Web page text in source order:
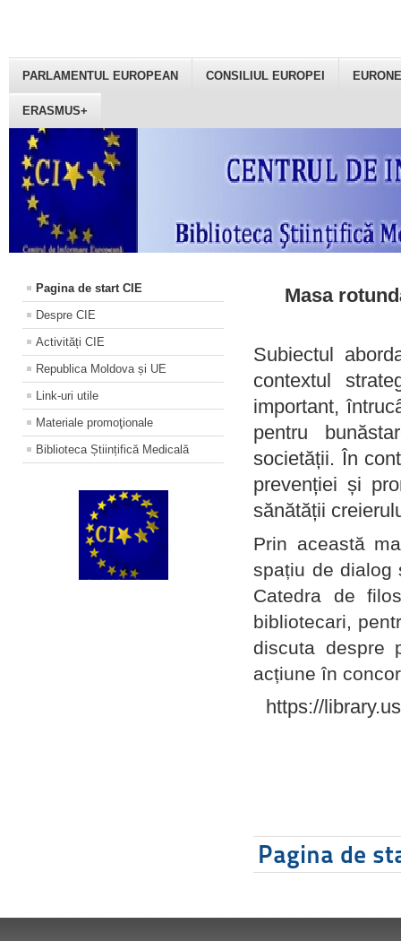
PARLAMENTUL EUROPEAN CONSILIUL EUROPEI
ERASMUS+
Pagina de start CIE
Despre CIE
Activități CIE
Republica Moldova și UE
Link-uri utile
Materiale promoţionale
Biblioteca Științifică Medicală
Masa
Subiectul
contextul
important,
pentru
societății. În
prevenției și
sănătății
Prin această
spațiu de dialog
Catedra de
bibliotecari,
discuta despre
acțiune în
https://
Pagina de